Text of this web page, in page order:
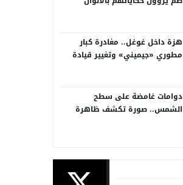
هزة داخل غوغل.. مغادرة كبار
مطوري «جيميني» وتغيير قيادة
دوامات غامضة على سطح
الشمس.. صورة تكشف ظاهرة